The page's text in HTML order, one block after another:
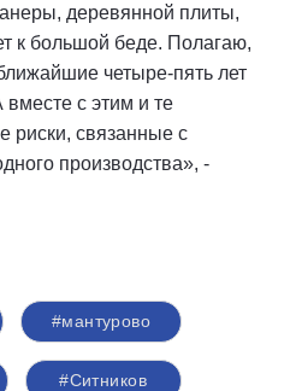
деревянной плиты,
к большой беде. Полагаю,
четыре-пять лет
вместе с этим и те
риски, связанные с
производства», -
#мантурово
#Ситников